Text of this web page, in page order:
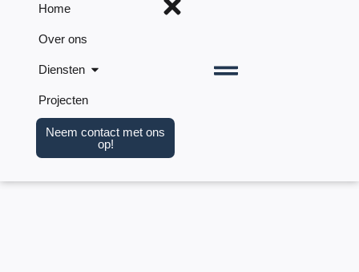
Home
Over ons
Diensten
Projecten
Neem contact met ons
op!